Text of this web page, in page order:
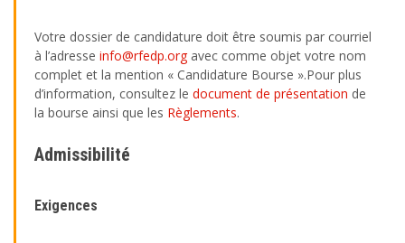
Votre dossier de candidature doit être soumis par courriel
à l’adresse info@rfedp.orgavec comme objet votre nom
complet et la mention « Candidature Bourse ».Pour plus
d’information, consultez le document de présentation de
la bourse ainsi que les Règlements.
Admissibilité
Exigences